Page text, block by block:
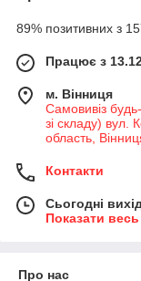
89% позитивних з
Працює з
м. Вінниця
Самовивіз
зі складу) вул.
область,
Контакти
Сьогодні
Показати
Про нас